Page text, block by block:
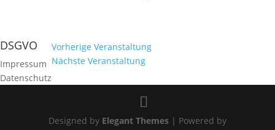
DSGVO
Impressum
Datenschutz
Vorherige Veranstaltung
Nächste Veranstaltung
Designed by Elegant Themes| Powered by